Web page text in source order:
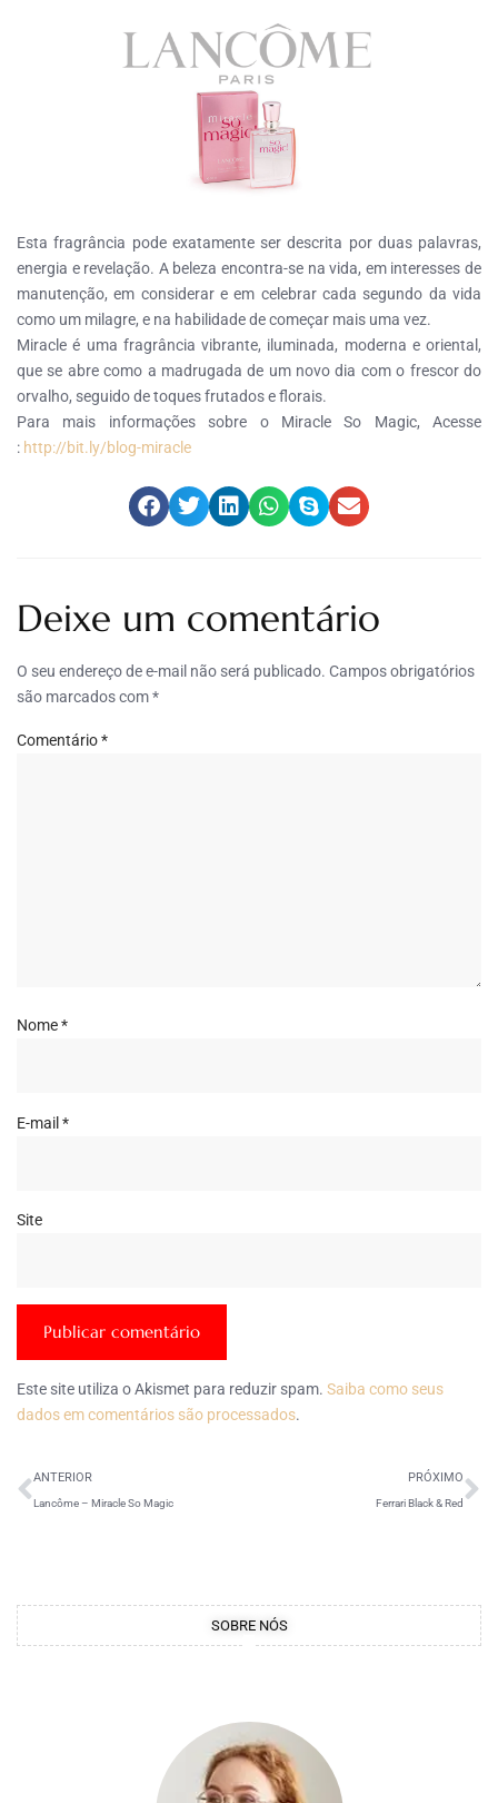
Esta fragrância pode exatamente ser descrita por duas palavras,
energia e revelação. A beleza encontra-se na vida, em interesses de
manutenção, em considerar e em celebrar cada segundo da vida
como um milagre, e na habilidade de começar mais uma vez.
Miracle é uma fragrância vibrante, iluminada, moderna e oriental,
que se abre como a madrugada de um novo dia com o frescor do
orvalho, seguido de toques frutados e florais.
Para mais informações sobre o Miracle So Magic, Acesse
: http://bit.ly/blog-miracle
Deixe um comentário
O seu endereço de e-mail não será publicado. Campos obrigatórios
são marcados com*
Comentário*
Nome*
E-mail*
Site
Este site utiliza o Akismet para reduzir spam. Saiba como seus
dados em comentários são processados.
ANTERIOR
Lancôme – Miracle So Magic
PRÓXIMO
Ferrari Black & Red
SOBRE NÓS